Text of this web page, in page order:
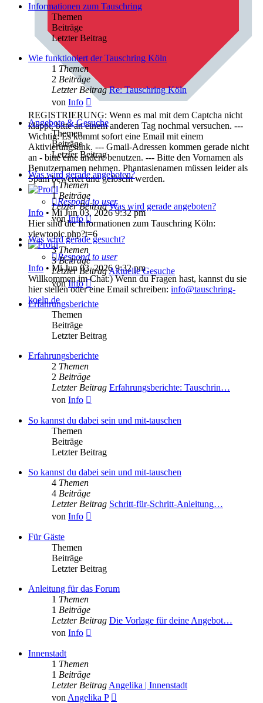
REGISTRIERUNG: Wenn es mal mit dem Captcha nicht
klappt, bitte an einem anderen Tag nochmal versuchen. ---
Wichtig: Es kommt sofort eine Email mit einem
Aktivierungslink. --- Gmail-Adressen kommen gerade nicht
an - bitte eine andere benutzen. --- Bitte den Vornamen als
Benutzernamen nehmen. Phantasienamen müssen leider als
Spam bewertet und gelöscht werden.
Respond to user
Info • Mi Jun 03, 2026 9:32 pm
Hier sind die Informationen zum Tauschring Köln:
viewtopic.php?t=6
Respond to user
Info • Mi Jun 03, 2026 9:32 pm
Willkommen im Chat:) Wenn du Fragen hast, kannst du sie
hier stellen oder eine Email schreiben: info@tauschring-
koeln.de
Informationen zum Tauschring
Themen
Beiträge
Letzter Beitrag
Wie funktioniert der Tauschring Köln
1 Themen
2 Beiträge
Letzter Beitrag Re: Tauschring Köln
von Info
Neuester
Beitrag
Angebote & Gesuche
Themen
Beiträge
Letzter Beitrag
Was wird gerade angeboten?
1Themen
1Beiträge
Letzter Beitrag Was wird gerade angeboten?
vonInfo
Neuester
Beitrag
Was wird gerade gesucht?
3Themen
3Beiträge
Letzter BeitragAktuelle Gesuche
vonInfo
Neuester
Beitrag
Erfahrungsberichte
Themen
Beiträge
Letzter Beitrag
Erfahrungsberichte
2 Themen
2 Beiträge
Letzter Beitrag Erfahrungsberichte: Tauschrin…
von Info
So kannst du dabei sein und mit-tauschen
Themen
Beiträge
Letzter Beitrag
So kannst du dabei sein und mit-tauschen
4 Themen
4 Beiträge
Letzter Beitrag Schritt-für-Schritt-Anleitung…
von Info
Für Gäste
Themen
Beiträge
Letzter Beitrag
Anleitung für das Forum
1 Themen
1 Beiträge
Letzter Beitrag Die Vorlage für deine Angebot…
von Info
Innenstadt
1 Themen
1 Beiträge
Letzter Beitrag Angelika | Innenstadt
von Angelika P